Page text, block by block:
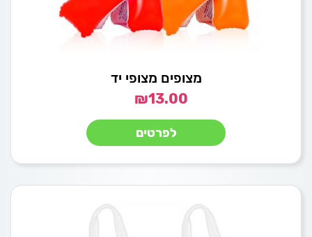
מצופים מצופי יד
₪13.00
לפרטים